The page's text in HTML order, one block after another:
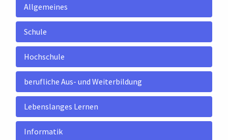
Allgemeines
Schule
Hochschule
berufliche Aus- und Weiterbildung
Lebenslanges Lernen
Informatik